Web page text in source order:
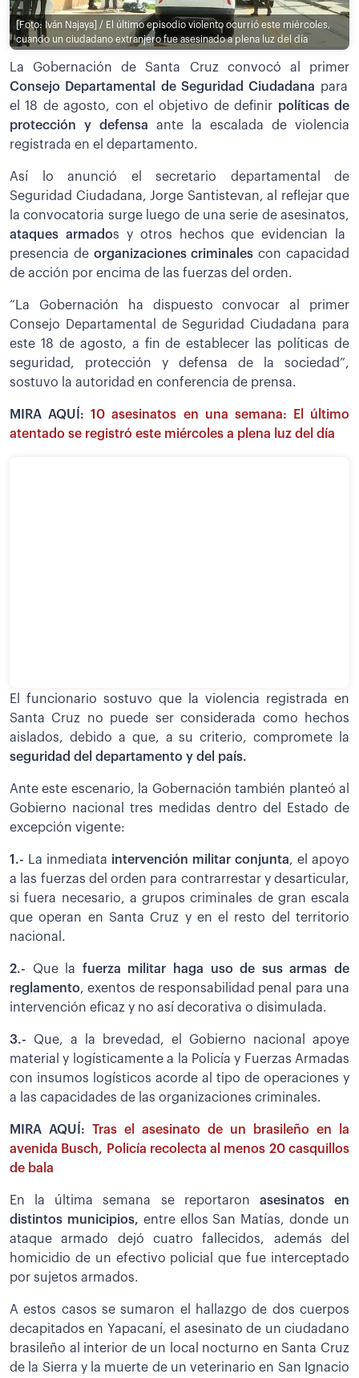
[Foto: Iván Najaya] / El último episodio violento ocurrió este miércoles,
cuando un ciudadano extranjero fue asesinado a plena luz del día
La Gobernación de Santa Cruz convocó al primer
Consejo Departamental de Seguridad Ciudadana para
el 18 de agosto, con el objetivo de definir políticas de
protección y defensa ante la escalada de violencia
registrada en el departamento.
Así lo anunció el secretario departamental de
Seguridad Ciudadana, Jorge Santistevan, al reflejar que
la convocatoria surge luego de una serie de asesinatos,
ataques armados y otros hechos que evidencian la
presencia de organizaciones criminales con capacidad
de acción por encima de las fuerzas del orden.
“La Gobernación ha dispuesto convocar al primer
Consejo Departamental de Seguridad Ciudadana para
este 18 de agosto, a fin de establecer las políticas de
seguridad, protección y defensa de la sociedad”,
sostuvo la autoridad en conferencia de prensa.
MIRA AQUÍ:10 asesinatos en una semana: El último
atentado se registró este miércoles a plena luz del día
El funcionario sostuvo que la violencia registrada en
Santa Cruz no puede ser considerada como hechos
aislados, debido a que, a su criterio, compromete la
seguridad del departamento y del país.
Ante este escenario, la Gobernación también planteó al
Gobierno nacional tres medidas dentro del Estado de
excepción vigente:
1.- La inmediata intervención militar conjunta, el apoyo
a las fuerzas del orden para contrarrestar y desarticular,
si fuera necesario, a grupos criminales de gran escala
que operan en Santa Cruz y en el resto del territorio
nacional.
2.- Que la fuerza militar haga uso de sus armas de
reglamento, exentos de responsabilidad penal para una
intervención eficaz y no así decorativa o disimulada.
3.- Que, a la brevedad, el Gobierno nacional apoye
material y logísticamente a la Policía y Fuerzas Armadas
con insumos logísticos acorde al tipo de operaciones y
a las capacidades de las organizaciones criminales.
MIRA AQUÍ: Tras el asesinato de un brasileño en la
avenida Busch, Policía recolecta al menos 20 casquillos
de bala
En la última semana se reportaron asesinatos en
distintos municipios, entre ellos San Matías, donde un
ataque armado dejó cuatro fallecidos, además del
homicidio de un efectivo policial que fue interceptado
por sujetos armados.
A estos casos se sumaron el hallazgo de dos cuerpos
decapitados en Yapacaní, el asesinato de un ciudadano
brasileño al interior de un local nocturno en Santa Cruz
de la Sierra y la muerte de un veterinario en San Ignacio